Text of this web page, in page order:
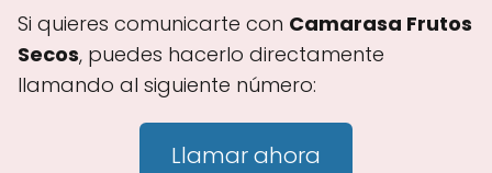
Si quieres comunicarte con Camarasa Frutos
Secos, puedes hacerlo directamente
llamando al siguiente número:
Llamar ahora